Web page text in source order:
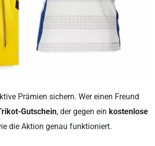
Prämien sichern. Wer einen Freund
Gutschein, der gegen ein kostenlose
die Aktion genau funktioniert.